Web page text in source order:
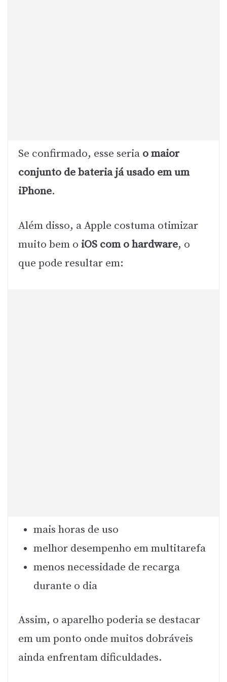
Se confirmado, esse seria o maior
conjunto de bateria já usado em um
iPhone.
Além disso, a Apple costuma otimizar
muito bem o iOS com o hardware, o
que pode resultar em:
mais horas de uso
melhor desempenho em multitarefa
menos necessidade de recarga
durante o dia
Assim, o aparelho poderia se destacar
em um ponto onde muitos dobráveis
ainda enfrentam dificuldades.